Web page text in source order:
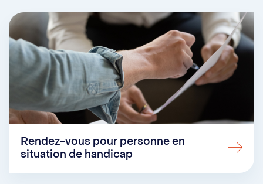
Rendez-vous pour personne en
situation de handicap